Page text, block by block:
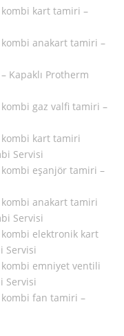
kart tamiri –
anakart tamiri –
Kapaklı Protherm
gaz valfi tamiri –
kart tamiri
Servisi
eşanjör tamiri –
anakart tamiri
Servisi
elektronik kart
Servisi
emniyet ventili
Servisi
fan tamiri –